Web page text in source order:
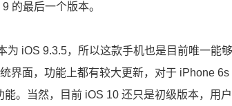
的最后一个版本。
iOS 9.3.5，所以这款手机也是目前唯一能
界面，功能上都有较大更新，对于 iPhone 6s
。当然，目前 iOS 10 还只是初级版本，用